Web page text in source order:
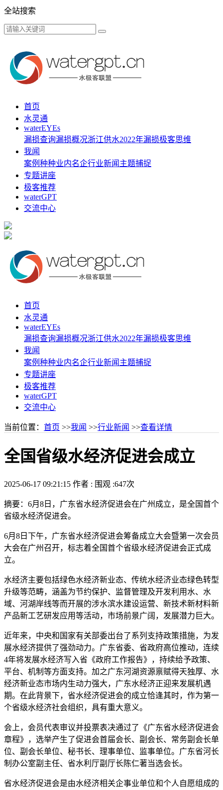
全站搜索
首页
水灵通
waterEYEs
漏损查询漏损概况浙江供水2022年漏损极客思维
我闻
案例种种业内名企行业新闻 主题捕捉
专题讲座
极客推荐
waterGPT
交流中心
首页
水灵通
waterEYEs
漏损查询漏损概况浙江供水2022年漏损极客思维
我闻
案例种种业内名企行业新闻 主题捕捉
专题讲座
极客推荐
waterGPT
交流中心
当前位置： 首页 >>我闻 >>行业新闻 >>查看详情
全国省级水经济促进会成立
2025-06-17 09:21:15 作者 : 围观 :647次
摘要：6月8日，广东省水经济促进会在广州成立，是全国首个
省级水经济促进会。
6月8日下午，广东省水经济促进会筹备成立大会暨第一次会员
大会在广州召开，标志着全国首个省级水经济促进会正式成
立。
水经济主要包括绿色水经济新业态、传统水经济业态绿色转型
升级等范畴，涵盖为节约保护、监督管理及开发利用水、水
域、河湖岸线等而开展的涉水滨水建设运营、新技术新材料新
产品新工艺研发应用等活动，市场前景广阔，发展潜力巨大。
近年来，中央和国家有关部委出台了系列支持政策措施，为发
展水经济提供了强劲动力。广东省委、省政府高位推动，连续
4年将发展水经济写入省《政府工作报告》，持续给予政策、
平台、机制等方面支持。加之广东河湖资源禀赋得天独厚、水
经济新业态市场内生动力强大，广东水经济正迎来发展机遇
期。在此背景下，省水经济促进会的成立恰逢其时，作为第一
个省级水经济社会组织，具有重大意义。
会上，会员代表审议并投票表决通过了《广东省水经济促进会
章程》，选举产生了促进会首届会长、副会长、常务副会长单
位、副会长单位、秘书长、理事单位、监事单位。广东省河长
制办公室副主任、省水利厅副厅长陈仁著当选会长。
省水经济促进会是由水经济相关企事业单位和个人自愿组成的